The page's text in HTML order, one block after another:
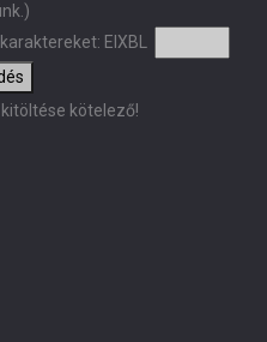
EIXBL
kötelező!